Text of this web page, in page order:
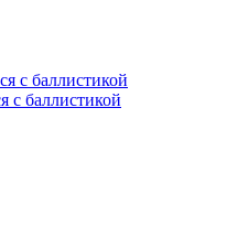
с баллистикой